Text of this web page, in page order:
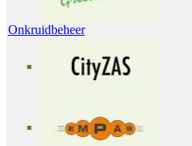
Onkruidbeheer